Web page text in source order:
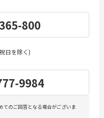
800
日を除く)
9984
のご回答となる場合がございま